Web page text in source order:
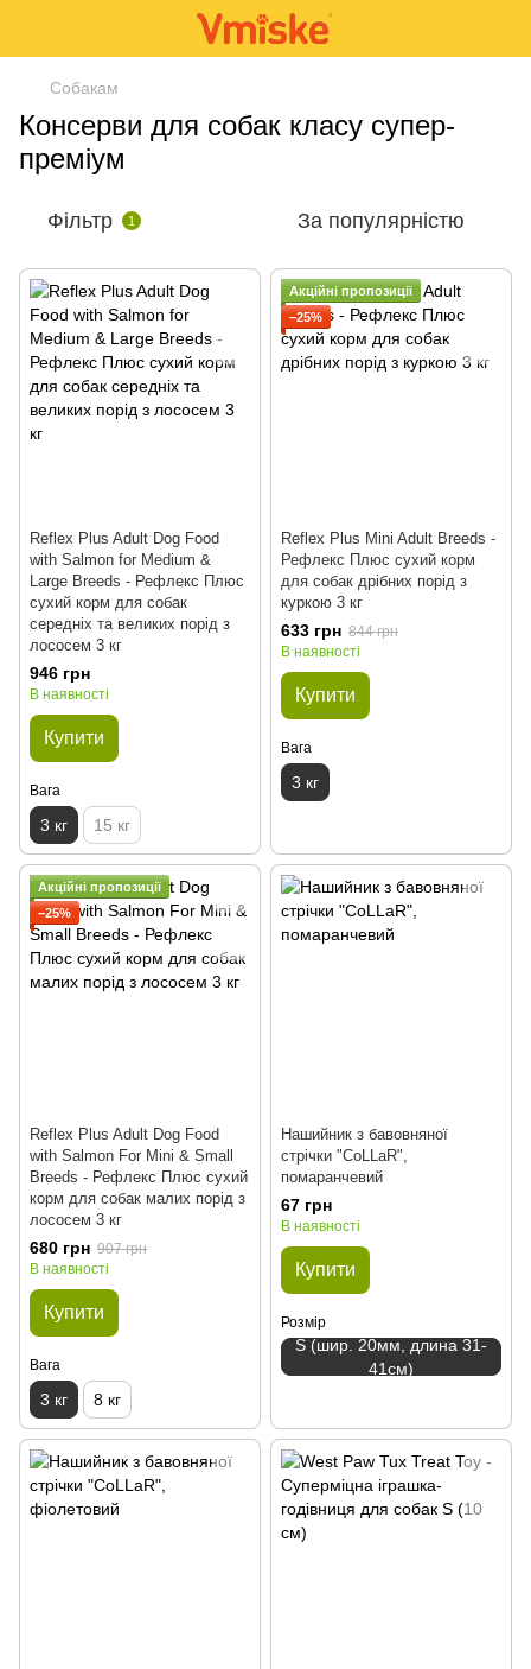
Собакам
Консерви для собак класу супер-
преміум
Фільтр 1 За популярністю
Reflex Plus Adult Dog Food
with Salmon for Medium &
Large Breeds - Рефлекс Плюс
сухий корм для собак
середніх та великих порід з
лососем 3 кг
946 грн
В наявності
Купити
Вага
3 кг 15 кг
Акційні пропозиції
−25%
Reflex Plus Mini Adult Breeds -
Рефлекс Плюс сухий корм
для собак дрібних порід з
куркою 3 кг
633 грн 844 грн
В наявності
Купити
Вага
3 кг
Акційні пропозиції
−25%
Reflex Plus Adult Dog Food
with Salmon For Mini & Small
Breeds - Рефлекс Плюс сухий
корм для собак малих порід з
лососем 3 кг
680 грн 907 грн
В наявності
Купити
Вага
3 кг 8 кг
Нашийник з бавовняної
стрічки "CoLLaR",
помаранчевий
67 грн
В наявності
Купити
Розмір
S (шир. 20мм, длина 31-
41см)